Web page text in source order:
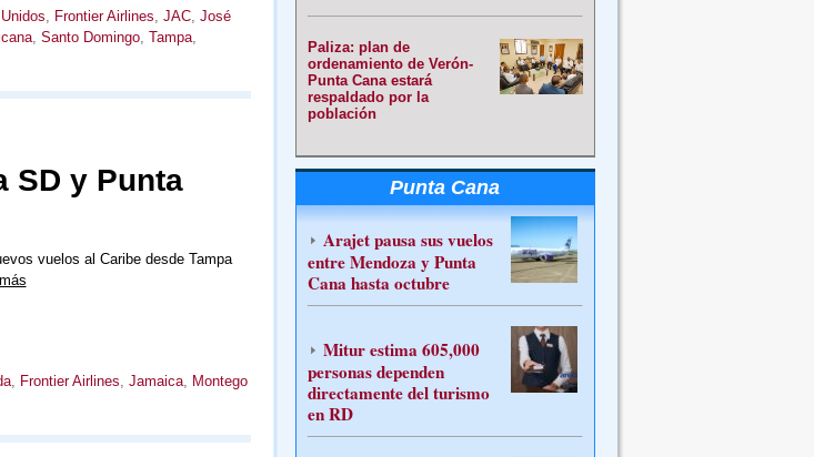
, Frontier Airlines, JAC, José
, Santo Domingo, Tampa,
SD y Punta
vuelos al Caribe desde Tampa
, Frontier Airlines, Jamaica, Montego
Paliza: plan de
ordenamiento de Verón-
Punta Cana estará
respaldado por la
población
Punta Cana
Arajet pausa sus vuelos
entre Mendoza y Punta
Cana hasta octubre
Mitur estima 605,000
personas dependen
directamente del turismo
en RD